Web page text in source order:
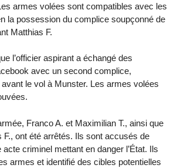
armes volées sont compatibles avec les
la possession du complice soupçonné de
Matthias F.
l’officier aspirant a échangé des
avec un second complice,
avant le vol à Munster. Les armes volées
Franco A. et Maximilian T., ainsi que
F., ont été arrêtés. Ils sont accusés de
criminel mettant en danger l’État. Ils
armes et identifié des cibles potentielles